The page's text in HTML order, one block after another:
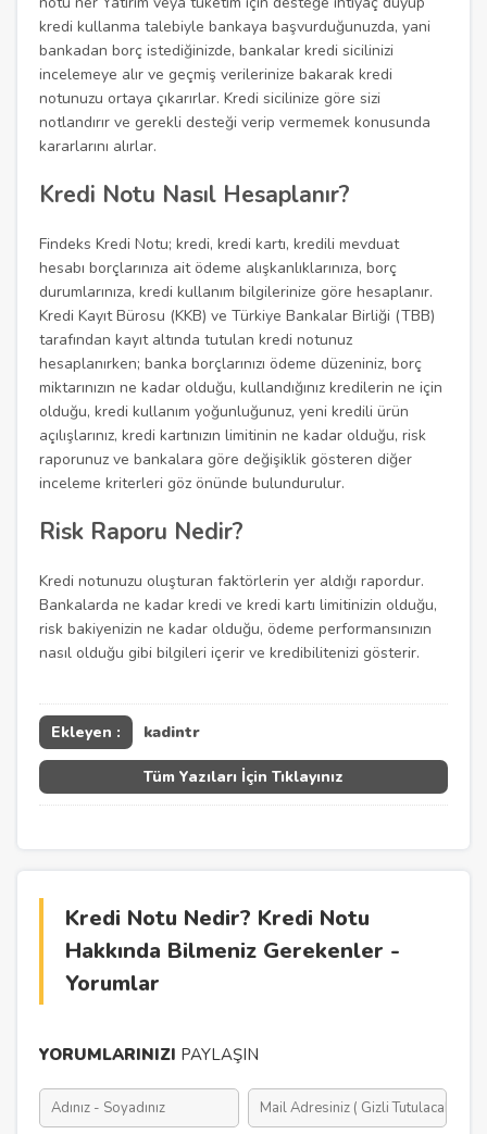
kredi kullanma talebiyle bankaya başvurduğunuzda, yani
bankadan borç istediğinizde, bankalar kredi sicilinizi
incelemeye alır ve geçmiş verilerinize bakarak kredi
notunuzu ortaya çıkarırlar. Kredi sicilinize göre sizi
notlandırır ve gerekli desteği verip vermemek konusunda
kararlarını alırlar.
Kredi Notu Nasıl Hesaplanır?
Findeks Kredi Notu; kredi, kredi kartı, kredili mevduat
hesabı borçlarınıza ait ödeme alışkanlıklarınıza, borç
durumlarınıza, kredi kullanım bilgilerinize göre hesaplanır.
Kredi Kayıt Bürosu (KKB) ve Türkiye Bankalar Birliği (TBB)
tarafından kayıt altında tutulan kredi notunuz
hesaplanırken; banka borçlarınızı ödeme düzeniniz, borç
miktarınızın ne kadar olduğu, kullandığınız kredilerin ne için
olduğu, kredi kullanım yoğunluğunuz, yeni kredili ürün
açılışlarınız, kredi kartınızın limitinin ne kadar olduğu, risk
raporunuz ve bankalara göre değişiklik gösteren diğer
inceleme kriterleri göz önünde bulundurulur.
Risk Raporu Nedir?
Kredi notunuzu oluşturan faktörlerin yer aldığı rapordur.
Bankalarda ne kadar kredi ve kredi kartı limitinizin olduğu,
risk bakiyenizin ne kadar olduğu, ödeme performansınızın
nasıl olduğu gibi bilgileri içerir ve kredibilitenizi gösterir.
Ekleyen : kadintr
Tüm Yazıları İçin Tıklayınız
Kredi Notu Nedir? Kredi Notu
Hakkında Bilmeniz Gerekenler -
Yorumlar
YORUMLARINIZI PAYLAŞIN